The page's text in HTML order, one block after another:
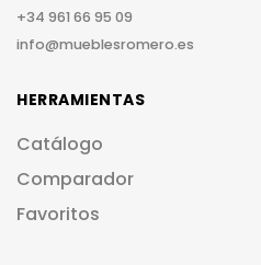
+34 961 66 95 09
info@mueblesromero.es
HERRAMIENTAS
Catálogo
Comparador
Favoritos